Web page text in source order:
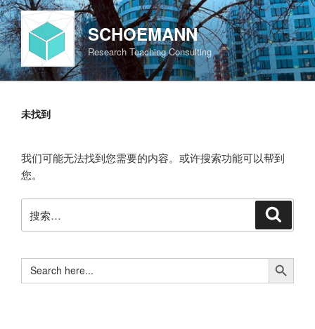
跳
至
内
容
SCHOEMANN
Research Teaching Consulting
未找到
我们可能无法找到您需要的内容。或许搜索功能可以帮到
您。
索：
Search
for:
搜索按钮